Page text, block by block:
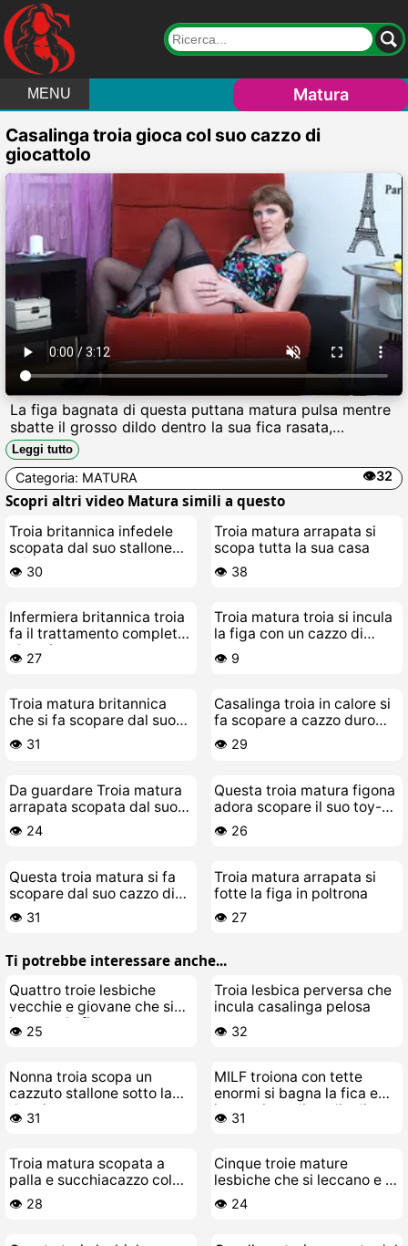
MENU Matura
Casalinga troia gioca col suo cazzo di
giocattolo
La figa bagnata di questa puttana matura pulsa mentre
sbatte il grosso dildo dentro la sua fica rasata,
gemendo come una zoccola in calore, succhiando il
clitoride gonfio e schizzando sborra finta dappertutto,
scopando se stessa fino allorgasmo esplosivo.
Leggi tutto
Categoria: MATURA 👁️32
Scopri altri video Matura simili a questo
Troia britannica infedele
scopata dal suo stallone
più giovane
👁️ 30
Troia matura arrapata si
scopa tutta la sua casa
👁️ 38
Infermiera britannica troia
fa il trattamento completo
al paziente
👁️ 27
Troia matura troia si incula
la figa con un cazzo di
vetro
👁️ 9
Troia matura britannica
che si fa scopare dal suo
toy-boy
👁️ 31
Casalinga troia in calore si
fa scopare a cazzo duro
dal suo stallone giovane
👁️ 29
Da guardare Troia matura
arrapata scopata dal suo
cazzeggiatore giovane
👁️ 24
Questa troia matura figona
adora scopare il suo toy-
boy cazzaro
👁️ 26
Questa troia matura si fa
scopare dal suo cazzo di
giocattolo
👁️ 31
Troia matura arrapata si
fotte la figa in poltrona
👁️ 27
Ti potrebbe interessare anche...
Quattro troie lesbiche
vecchie e giovane che si
leccano la figa
👁️ 25
Troia lesbica perversa che
incula casalinga pelosa
👁️ 32
Nonna troia scopa un
cazzuto stallone sotto la
doccia
👁️ 31
MILF troiona con tette
enormi si bagna la fica e
impazzisce di voglia di
cazzo
👁️ 31
Troia matura scopata a
palla e succhiacazzo col
suo stallone giovane
👁️ 28
Cinque troie mature
lesbiche che si leccano e si
scopano
👁️ 24